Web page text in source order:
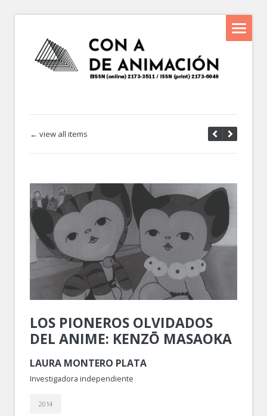
← view all items
LOS PIONEROS OLVIDADOS
DEL ANIME: KENZŌ MASAOKA
LAURA MONTERO PLATA
Investigadora independiente
2014